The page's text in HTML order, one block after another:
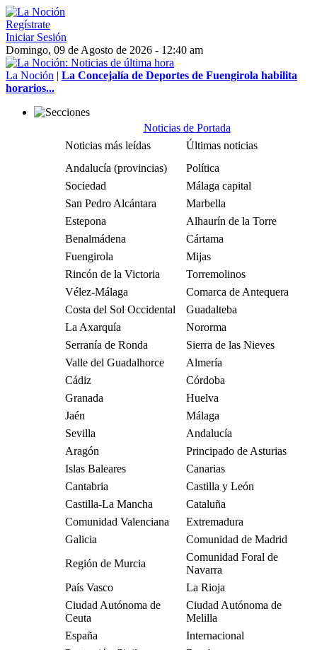
Regístrate
Iniciar Sesión
Domingo, 09 de Agosto de 2026 - 12:40 am
La Noción | La Concejalía de Deportes de Fuengirola habilita
horarios...
Noticias de Portada
Noticias más leídas
Últimas noticias
Andalucía (provincias)
Política
Sociedad
Málaga capital
San Pedro Alcántara
Marbella
Estepona
Alhaurín de la Torre
Benalmádena
Cártama
Fuengirola
Mijas
Rincón de la Victoria
Torremolinos
Vélez-Málaga
Comarca de Antequera
Costa del Sol Occidental
Guadalteba
La Axarquía
Nororma
Serranía de Ronda
Sierra de las Nieves
Valle del Guadalhorce
Almería
Cádiz
Córdoba
Granada
Huelva
Jaén
Málaga
Sevilla
Andalucía
Aragón
Principado de Asturias
Islas Baleares
Canarias
Cantabria
Castilla y León
Castilla-La Mancha
Cataluña
Comunidad Valenciana
Extremadura
Galicia
Comunidad de Madrid
Región de Murcia
Comunidad Foral de
Navarra
País Vasco
La Rioja
Ciudad Autónoma de
Ceuta
Ciudad Autónoma de
Melilla
España
Internacional